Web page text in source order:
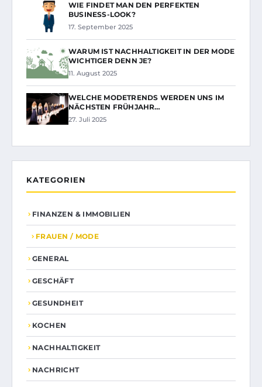
WIE FINDET MAN DEN PERFEKTEN
BUSINESS-LOOK?
17. September 2025
WARUM IST NACHHALTIGKEIT IN DER MODE
WICHTIGER DENN JE?
11. August 2025
WELCHE MODETRENDS WERDEN UNS IM
NÄCHSTEN FRÜHJAHR…
27. Juli 2025
KATEGORIEN
FINANZEN & IMMOBILIEN
FRAUEN / MODE
GENERAL
GESCHÄFT
GESUNDHEIT
KOCHEN
NACHHALTIGKEIT
NACHRICHT